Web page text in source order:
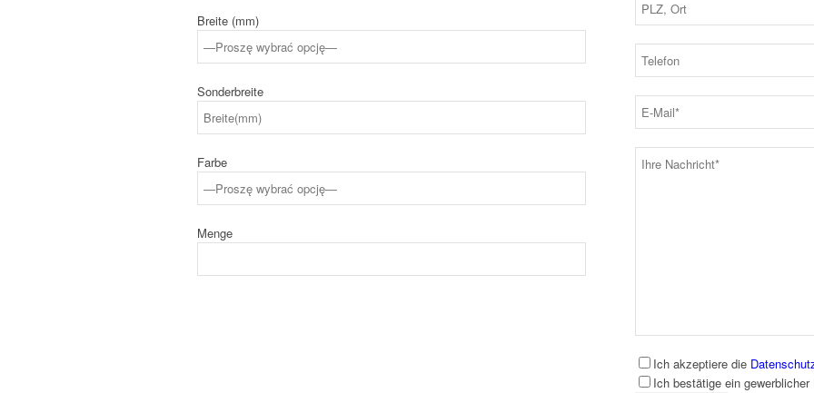
Breite (mm)
Sonderbreite
Farbe
Menge
Ich akzeptiere die
Ich bestätige ein